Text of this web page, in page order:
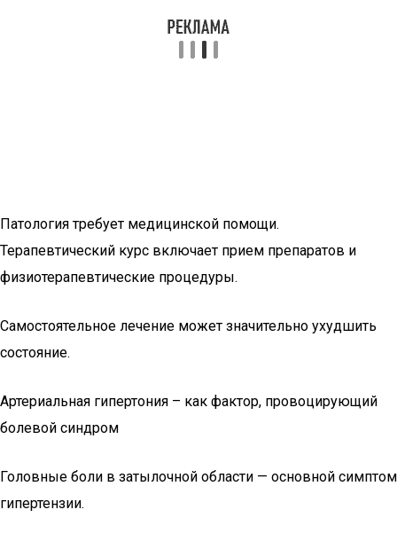
Патология требует медицинской помощи.
Терапевтический курс включает прием препаратов и
физиотерапевтические процедуры.
Самостоятельное лечение может значительно ухудшить
состояние.
Артериальная гипертония – как фактор, провоцирующий
болевой синдром
Головные боли в затылочной области — основной симптом
гипертензии.